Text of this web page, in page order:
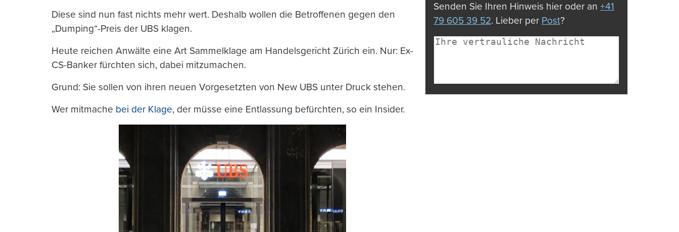
Diese sind nun fast nichts mehr wert. Deshalb wollen die Betroffenen gegen den
„Dumping“-Preis der UBS klagen.
Heute reichen Anwälte eine Art Sammelklage am Handelsgericht Zürich ein. Nur: Ex-
CS-Banker fürchten sich, dabei mitzumachen.
Grund: Sie sollen von ihren neuen Vorgesetzten von New UBS unter Druck stehen.
Wer mitmache bei der Klage, der müsse eine Entlassung befürchten, so ein Insider.
Senden Sie Ihren Hinweis hier oder an +41
79 605 39 52. Lieber per Post?